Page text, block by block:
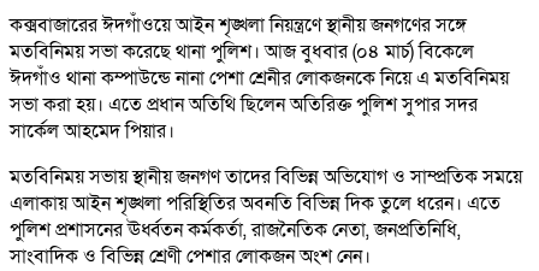
কক্সবাজারের ঈদগাঁওয়ে আইন শৃঙ্খলা নিয়ন্ত্রণে স্থানীয় জনগণের সঙ্গে
মতবিনিময় সভা করেছে থানা পুলিশ। আজ বুধবার (০৪ মার্চ) বিকেলে
ঈদগাঁও থানা কম্পাউন্ডে নানা পেশা শ্রেনীর লোকজনকে নিয়ে এ মতবিনিময়
সভা করা হয়। এতে প্রধান অতিথি ছিলেন অতিরিক্ত পুলিশ সুপার সদর
সার্কেল আহমেদ পিয়ার।
মতবিনিময় সভায় স্থানীয় জনগণ তাদের বিভিন্ন অভিযোগ ও সাম্প্রতিক সময়ে
এলাকায় আইন শৃঙ্খলা পরিস্থিতির অবনতি বিভিন্ন দিক তুলে ধরেন। এতে
পুলিশ প্রশাসনের ঊর্ধ্বতন কর্মকর্তা, রাজনৈতিক নেতা, জনপ্রতিনিধি,
সাংবাদিক ও বিভিন্ন শ্রেণী পেশার লোকজন অংশ নেন।